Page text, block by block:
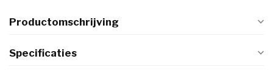
Productomschrijving
Specificaties